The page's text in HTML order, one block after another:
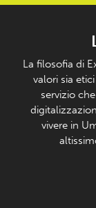
La filosofia di
valori sia
servizio
vivere in